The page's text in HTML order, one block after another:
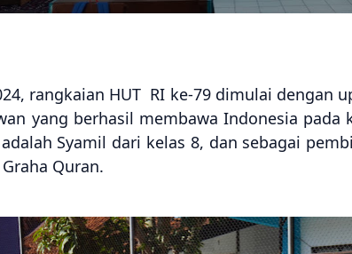
rangkaian HUT RI ke-79 dimulai dengan
yang berhasil membawa Indonesia
Syamil dari kelas 8, dan sebagai
Quran.